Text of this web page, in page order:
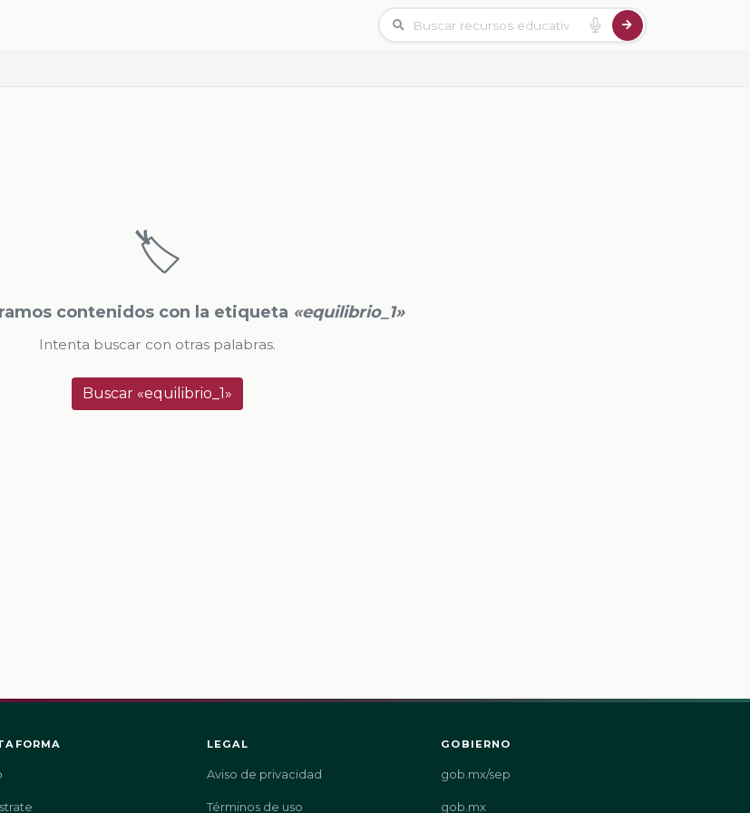
🏷️
contenidos con la etiqueta «equilibrio_1»
Intenta buscar con otras palabras.
Buscar «equilibrio_1»
LEGAL
Aviso de privacidad
Términos de uso
GOBIERNO
gob.mx/sep
gob.mx